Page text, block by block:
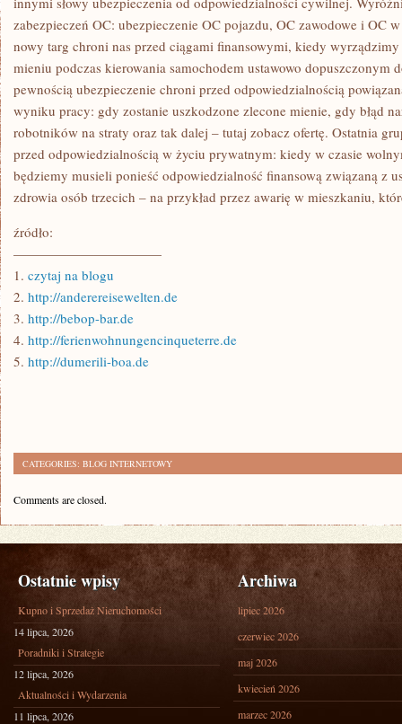
zabezpieczeń OC: ubezpieczenie OC pojazdu, OC zawodowe i OC
nowy targ chroni nas przed ciągami finansowymi, kiedy
mieniu podczas kierowania samochodem ustawowo dopuszczonym
pewnością ubezpieczenie chroni przed odpowiedzialnością
wyniku pracy: gdy zostanie uszkodzone zlecone mienie, gdy błąd
robotników na straty oraz tak dalej – tutaj zobacz ofertę. Ostatnia
przed odpowiedzialnością w życiu prywatnym: kiedy w czasie
będziemy musieli ponieść odpowiedzialność finansową związaną z
zdrowia osób trzecich – na przykład przez awarię w mieszkaniu,
źródło:
———————————
1. czytaj na blogu
2. http://anderereisewelten.de
3. http://bebop-bar.de
4. http://ferienwohnungencinqueterre.de
5. http://dumerili-boa.de
CATEGORIES: BLOG INTERNETOWY
Comments are closed.
Ostatnie wpisy
Kupno i Sprzedaż Nieruchomości
14 lipca, 2026
Poradniki i Strategie
12 lipca, 2026
Aktualności i Wydarzenia
11 lipca, 2026
Archiwa
lipiec 2026
czerwiec 2026
maj 2026
kwiecień 2026
marzec 2026